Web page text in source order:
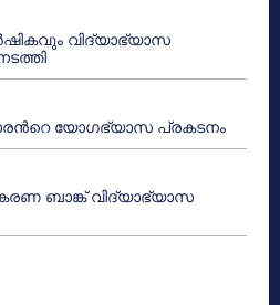
വിദ്യാഭ്യാസ
യോഗഭ്യാസ പ്രകടനം
ബാങ്ക് വിദ്യാഭ്യാസ